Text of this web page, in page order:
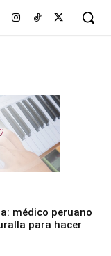
médico peruano
para hacer